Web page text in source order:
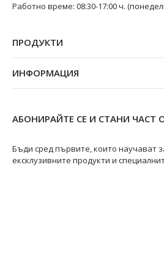
Работно време: 08:30-17:00 ч.
ПРОДУКТИ
Гривни
ИНФОРМАЦИЯ
Магазини
Ремонт на бижута
Видове перли
АБОНИРАЙТЕ СЕ И СТАНИ ЧАСТ
Бъди сред първите, които научават
ексклузивните продукти и